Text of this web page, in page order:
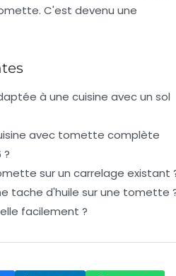
C'est devenu une
à une cuisine avec un sol
avec tomette complète
?
sur un carrelage existant
tache d'huile sur une tomette
facilement ?